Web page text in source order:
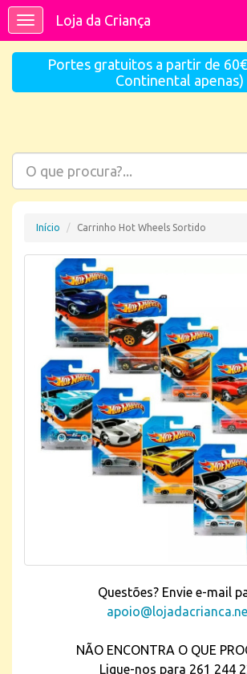
ToggleLoja da Criança
Portes gratuitos a partir de
Continental apenas)
Início Carrinho Hot Wheels Sortido
Questões? Envie e-mail
NÃO ENCONTRA O QUE
Ligue-nos para 261 244